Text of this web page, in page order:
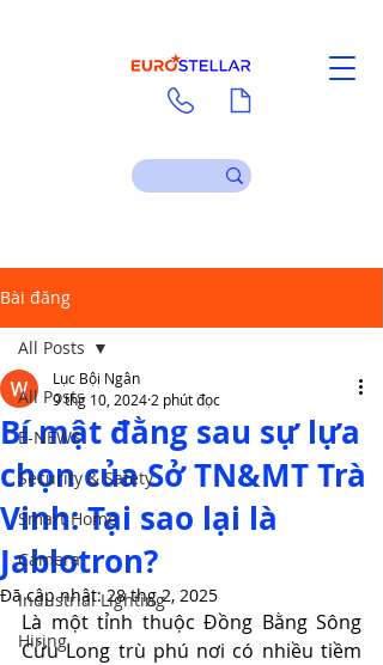
Bài đăng
All Posts
E-NEWS
Security & Safety
Smart Home
Camera
Industrial Lighting
Hiring
All Posts
Bí mật đằng sau sự lựa
chọn của Sở TN&MT Trà
Vinh: Tại sao lại là
Jablotron?
Lục Bội Ngân
9 thg 10, 2024 2 phút đọc
Đã cập nhật:28 thg 2, 2025
Là một tỉnh thuộc Đồng Bằng Sông
Cửu Long trù phú nơi có nhiều tiềm